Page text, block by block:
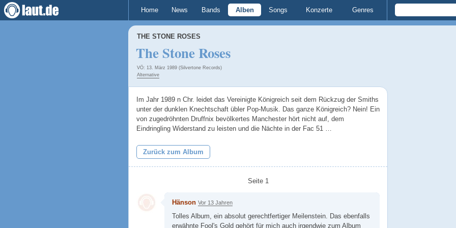
Home News Bands Alben Songs Konzerte Genres
THE STONE ROSES
The Stone Roses
VÖ: 13. März 1989 (Silvertone Records)
Alternative
Im Jahr 1989 n Chr. leidet das Vereinigte Königreich seit dem Rückzug der Smiths
unter der dunklen Knechtschaft übler Pop-Musik. Das ganze Königreich? Nein! Ein
von zugedröhnten Druffnix bevölkertes Manchester hört nicht auf, dem
Eindringling Widerstand zu leisten und die Nächte in der Fac 51 …
Zurück zum Album
Seite 1
Hänson Vor 13 Jahren
Tolles Album, ein absolut gerechtfertiger Meilenstein. Das ebenfalls
erwähnte Fool's Gold gehört für mich auch irgendwie zum Album